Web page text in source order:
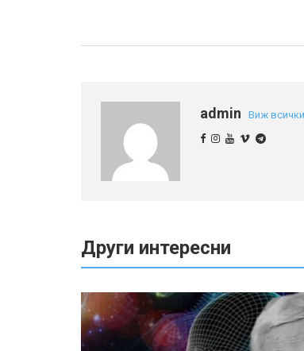
admin Виж
Други интересни